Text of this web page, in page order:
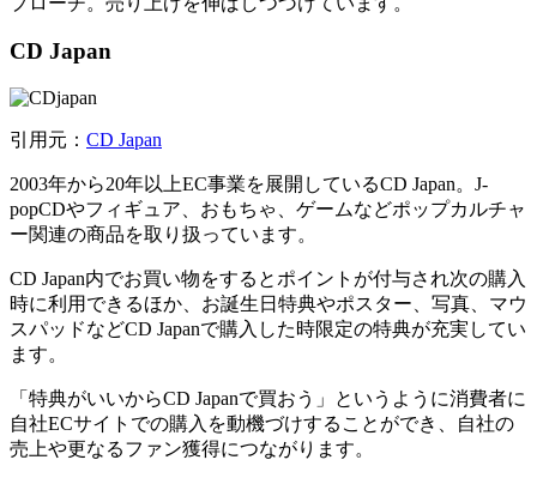
CD Japan
引用元： CD Japan
2003年から20年以上EC事業を展開しているCD Japan。J-
popCDやフィギュア、おもちゃ、ゲームなどポップカルチャ
ー関連の商品を取り扱っています。
CD Japan内でお買い物をするとポイントが付与され次の購入
時に利用できるほか、お誕生日特典やポスター、写真、マウ
スパッドなどCD Japanで購入した時限定の特典が充実してい
ます。
「特典がいいからCD Japanで買おう」というように消費者に
自社ECサイトでの購入を動機づけすることができ、自社の
売上や更なるファン獲得につながります。